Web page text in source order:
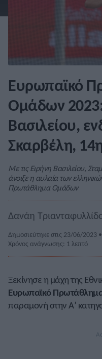
Ευρωπαϊκό
Ομάδων
Βασιλείου,
Σκαρβέλη,
Με τις Ειρήνη Βασιλείου,
άνοιξε η αυλαία των
Πρωτάθλημα Ομάδων
Δανάη
Δημοσιεύτηκε στις 23/06/2023
Χρόνος ανάγνωσης: 1 λεπτό
Ξεκίνησε η μάχη της
Ευρωπαϊκό
παραμονή στην Α’